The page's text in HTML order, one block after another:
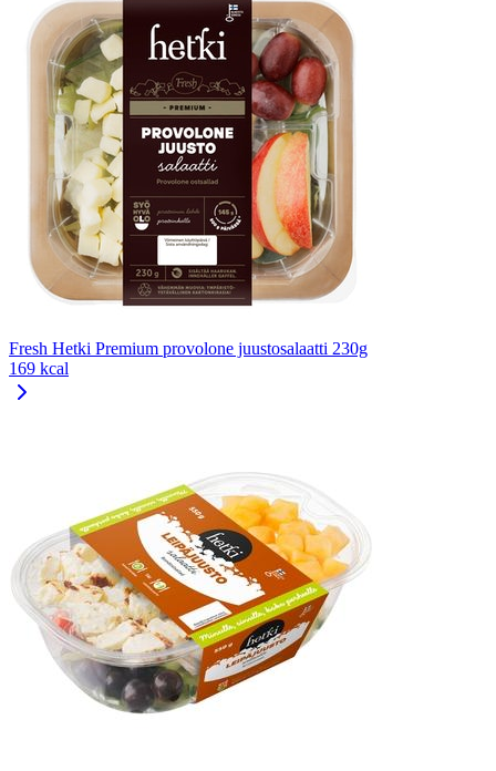
Fresh Hetki Premium provolone juustosalaatti 230g
169 kcal